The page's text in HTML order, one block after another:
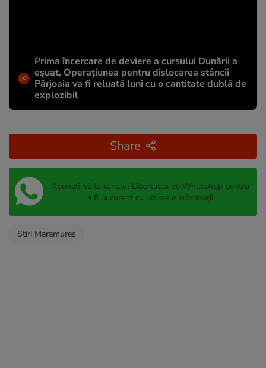
Prima încercare de deviere a cursului Dunării a
eșuat. Operațiunea pentru dislocarea stâncii
Pârjoaia va fi reluată luni cu o cantitate dublă de
explozibil
Share
Abonați-vă la canalul Libertatea de WhatsApp pentru
a fi la curent cu ultimele informații
Stiri Maramureș